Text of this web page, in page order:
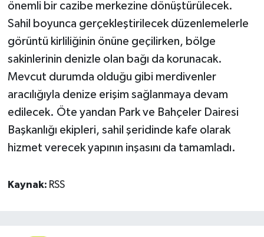
önemli bir cazibe merkezine dönüştürülecek.
Sahil boyunca gerçekleştirilecek düzenlemelerle
görüntü kirliliğinin önüne geçilirken, bölge
sakinlerinin denizle olan bağı da korunacak.
Mevcut durumda olduğu gibi merdivenler
aracılığıyla denize erişim sağlanmaya devam
edilecek. Öte yandan Park ve Bahçeler Dairesi
Başkanlığı ekipleri, sahil şeridinde kafe olarak
hizmet verecek yapının inşasını da tamamladı.
Kaynak: RSS